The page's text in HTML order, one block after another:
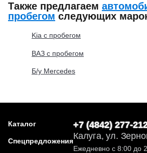
Также предлагаем
пробегом следующих
Kia с пробегом
ВАЗ с пробегом
Б/у Mercedes
Каталог
Спецпредложения
+7 (4842) 277-
Калуга, ул.
Ежедневно с 8:00 до